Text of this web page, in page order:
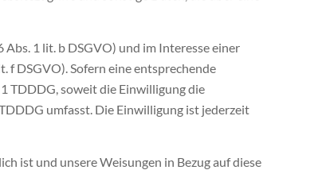
1 lit. b DSGVO) und im Interesse einer
DSGVO). Sofern eine entsprechende
TDDDG, soweit die Einwilligung die
umfasst. Die Einwilligung ist jederzeit
ist und unsere Weisungen in Bezug auf diese